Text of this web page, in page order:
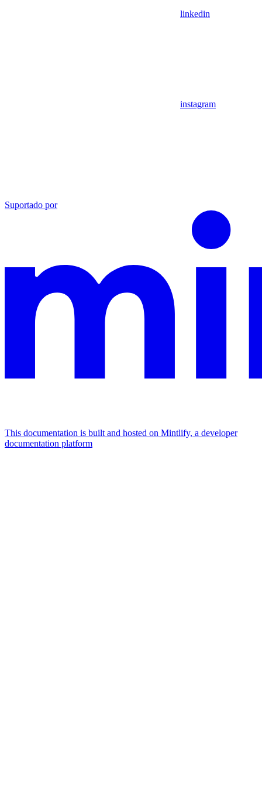
linkedin
instagram
Suportado por
This documentation is built and hosted on Mintlify, a developer
documentation platform